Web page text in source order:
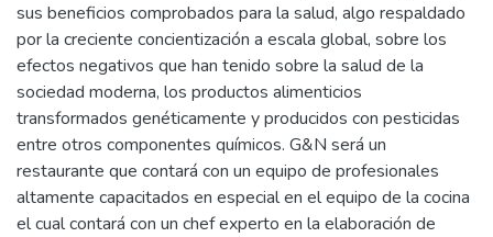
sus beneficios comprobados para la salud, algo respaldado
por la creciente concientización a escala global, sobre los
efectos negativos que han tenido sobre la salud de la
sociedad moderna, los productos alimenticios
transformados genéticamente y producidos con pesticidas
entre otros componentes químicos. G&N será un
restaurante que contará con un equipo de profesionales
altamente capacitados en especial en el equipo de la cocina
el cual contará con un chef experto en la elaboración de